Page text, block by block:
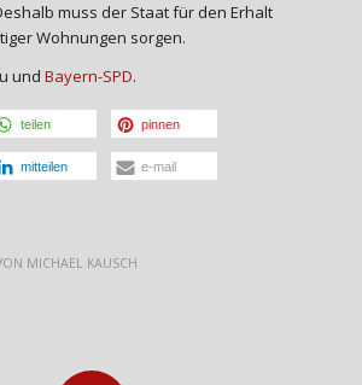
muss der Staat für den Erhalt
Wohnungen sorgen.
und Bayern-SPD.
teilen pinnen
mitteilen e-mail
MICHAEL KAUSCH